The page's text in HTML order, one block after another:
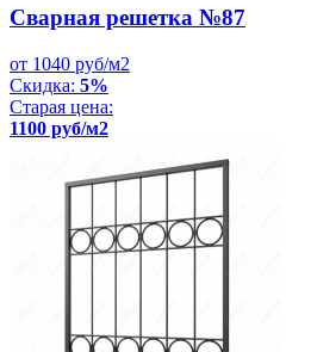
Сварная решетка №87
от 1040 руб/м2
Скидка: 5%
Старая цена:
1100 руб/м2